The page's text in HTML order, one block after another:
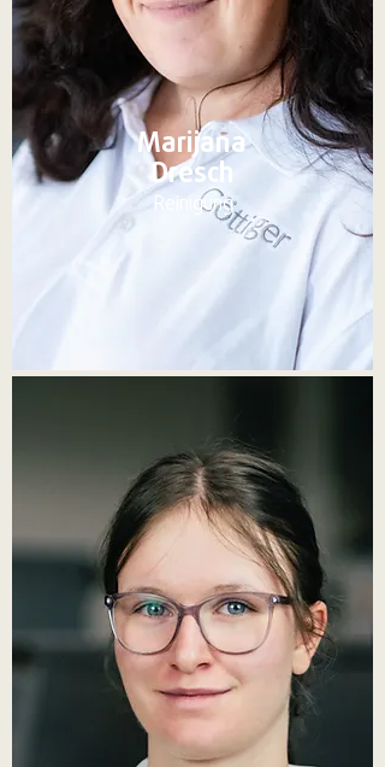
Reinigung
Dresch
Marijana